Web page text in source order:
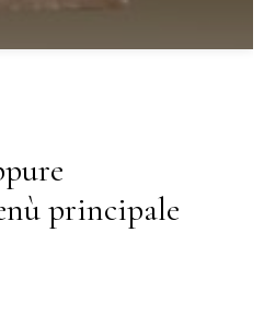
principale